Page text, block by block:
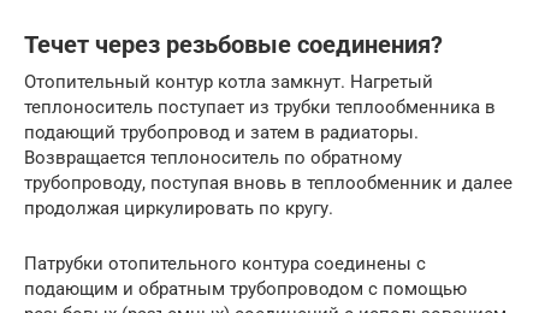
Течет через резьбовые соединения?
Отопительный контур котла замкнут. Нагретый
теплоноситель поступает из трубки теплообменника в
подающий трубопровод и затем в радиаторы.
Возвращается теплоноситель по обратному
трубопроводу, поступая вновь в теплообменник и далее
продолжая циркулировать по кругу.
Патрубки отопительного контура соединены с
подающим и обратным трубопроводом с помощью